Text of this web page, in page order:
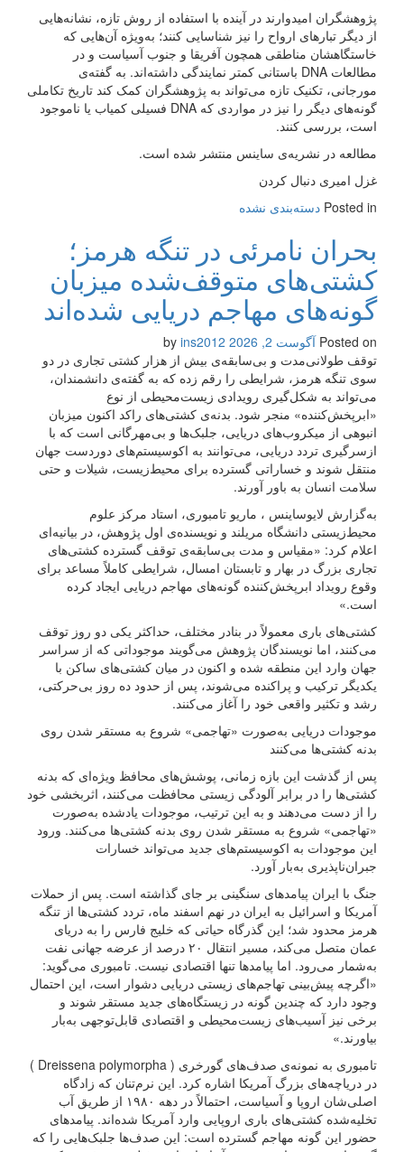
پژوهشگران امیدوارند در آینده با استفاده از روش تازه، نشانه‌هایی
از دیگر تبارهای ارواح را نیز شناسایی کنند؛ به‌ویژه آن‌هایی که
خاستگاهشان مناطقی همچون آفریقا و جنوب آسیاست و در
مطالعات DNA باستانی کمتر نمایندگی داشته‌اند. به گفته‌ی
مورجانی، تکنیک تازه می‌تواند به پژوهشگران کمک کند تاریخ تکاملی
گونه‌های دیگر را نیز در مواردی که DNA فسیلی کمیاب یا ناموجود
است، بررسی کنند.
مطالعه در نشریه‌ی ساینس منتشر شده است.
غزل امیری دنبال کردن
Posted in دسته‌بندی نشده
بحران نامرئی در تنگه هرمز؛
کشتی‌های متوقف‌شده میزبان
گونه‌های مهاجم دریایی شده‌اند
Posted on آگوست 2, 2026
ins2012
توقف طولانی‌مدت و بی‌سابقه‌ی بیش از هزار کشتی تجاری در دو
سوی تنگه هرمز، شرایطی را رقم زده که به گفته‌ی دانشمندان،
می‌تواند به شکل‌گیری رویدادی زیست‌محیطی از نوع
«ابرپخش‌کننده» منجر شود. بدنه‌ی کشتی‌های راکد اکنون میزبان
انبوهی از میکروب‌های دریایی، جلبک‌ها و بی‌مهرگانی است که با
ازسرگیری تردد دریایی، می‌توانند به اکوسیستم‌های دوردست جهان
منتقل شوند و خساراتی گسترده برای محیط‌زیست، شیلات و حتی
سلامت انسان به باور آورند.
به‌گزارش لایو‌ساینس ، ماریو تامبوری، استاد مرکز علوم
محیط‌زیستی دانشگاه مریلند و نویسنده‌ی اول پژوهش، در بیانیه‌ای
اعلام کرد: «مقیاس و مدت بی‌سابقه‌ی توقف گسترده کشتی‌های
تجاری بزرگ در بهار و تابستان امسال، شرایطی کاملاً مساعد برای
وقوع رویداد ابرپخش‌کننده گونه‌های مهاجم دریایی ایجاد کرده
است.»
کشتی‌های باری معمولاً در بنادر مختلف، حداکثر یکی دو روز توقف
می‌کنند، اما نویسندگان پژوهش می‌گویند موجوداتی که از سراسر
جهان وارد این منطقه شده و اکنون در میان کشتی‌های ساکن با
یکدیگر ترکیب و پراکنده می‌شوند، پس از حدود ده روز بی‌حرکتی،
رشد و تکثیر واقعی خود را آغاز می‌کنند.
موجودات دریایی به‌صورت «تهاجمی» شروع به مستقر شدن روی
بدنه کشتی‌ها می‌کنند
پس از گذشت این بازه زمانی، پوشش‌های محافظ ویژه‌ای که بدنه
کشتی‌ها را در برابر آلودگی زیستی محافظت می‌کنند، اثربخشی خود
را از دست می‌دهند و به این ترتیب، موجودات یادشده به‌صورت
«تهاجمی» شروع به مستقر شدن روی بدنه کشتی‌ها می‌کنند. ورود
این موجودات به اکوسیستم‌های جدید می‌تواند خسارات
جبران‌ناپذیری به‌بار آورد.
جنگ با ایران پیامدهای سنگینی بر جای گذاشته است. پس از حملات
آمریکا و اسرائیل به ایران در نهم اسفند ماه، تردد کشتی‌ها از تنگه
هرمز محدود شد؛ این گذرگاه حیاتی که خلیج فارس را به دریای
عمان متصل می‌کند، مسیر انتقال ۲۰ درصد از عرضه جهانی نفت
به‌شمار می‌رود. اما پیامدها تنها اقتصادی نیست. تامبوری می‌گوید:
«اگرچه پیش‌بینی تهاجم‌های زیستی دریایی دشوار است، این احتمال
وجود دارد که چندین گونه در زیستگاه‌های جدید مستقر شوند و
برخی نیز آسیب‌های زیست‌محیطی و اقتصادی قابل‌توجهی به‌بار
بیاورند.»
تامبوری به نمونه‌ی صدف‌های گورخری ( Dreissena polymorpha )
در دریاچه‌های بزرگ آمریکا اشاره کرد. این نرم‌تنان که زادگاه
اصلی‌شان اروپا و آسیاست، احتمالاً در دهه ۱۹۸۰ از طریق آب
تخلیه‌شده کشتی‌های باری اروپایی وارد آمریکا شده‌اند. پیامدهای
حضور این گونه مهاجم گسترده است: این صدف‌ها جلبک‌هایی را که